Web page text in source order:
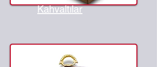
Kahvaltılar